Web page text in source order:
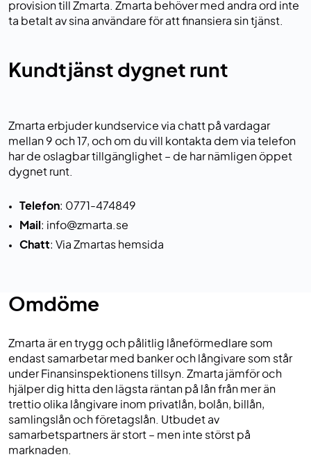
provision till Zmarta. Zmarta behöver med andra ord inte
ta betalt av sina användare för att finansiera sin tjänst.
Kundtjänst dygnet runt
Zmarta erbjuder kundservice via chatt på vardagar
mellan 9 och 17, och om du vill kontakta dem via telefon
har de oslagbar tillgänglighet – de har nämligen öppet
dygnet runt.
Telefon: 0771-474849
Mail : info@zmarta.se
Chatt: Via Zmartas hemsida
Omdöme
Zmarta är en trygg och pålitlig låneförmedlare som
endast samarbetar med banker och långivare som står
under Finansinspektionens tillsyn. Zmarta jämför och
hjälper dig hitta den lägsta räntan på lån från mer än
trettio olika långivare inom privatlån, bolån, billån,
samlingslån och företagslån. Utbudet av
samarbetspartners är stort – men inte störst på
marknaden.